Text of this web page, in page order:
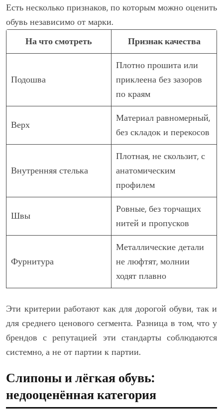
Есть несколько признаков, по которым можно оценить
обувь независимо от марки.
На что смотреть
Признак качества
Подошва
Плотно прошита или
приклеена без зазоров
по краям
Верх
Материал равномерный,
без складок и перекосов
Внутренняя стелька
Плотная, не скользит, с
анатомическим
профилем
Швы
Ровные, без торчащих
нитей и пропусков
Фурнитура
Металлические детали
не люфтят, молнии
ходят плавно
Эти критерии работают как для дорогой обуви, так и
для среднего ценового сегмента. Разница в том, что у
брендов с репутацией эти стандарты соблюдаются
системно, а не от партии к партии.
Слипоны и лёгкая обувь:
недооценённая категория